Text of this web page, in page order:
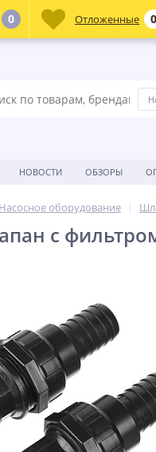
НОВОСТИ ОБЗОРЫ
Насосное оборудование
с
0 Отложенные 0